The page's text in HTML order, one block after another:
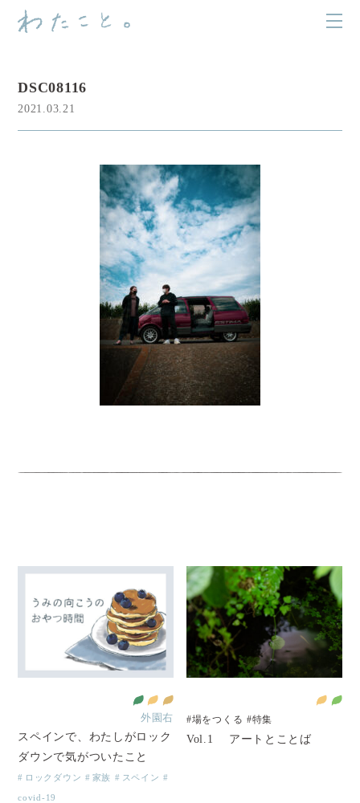
DSC08116
2021.03.21
外園右
スペインで、わたしがロック
ダウンで気がついたこと
ロックダウン 家族 スペイン
covid-19
#場をつくる #特集
Vol.1 アートとことば